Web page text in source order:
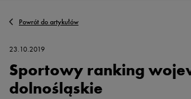
Powrót do artykułów
23.10.2019
Sportowy ranking
dolnośląskie